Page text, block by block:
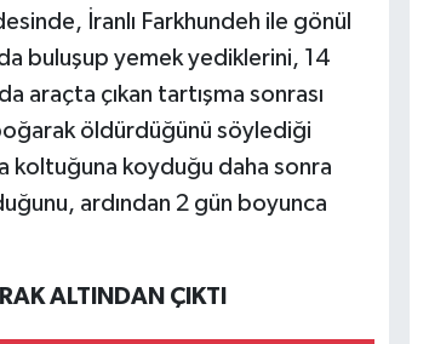
İranlı Farkhundeh ile gönül
buluşup yemek yediklerini, 14
araçta çıkan tartışma sonrası
öldürdüğünü söylediği
koltuğuna koyduğu daha sonra
ardından 2 gün boyunca
ALTINDAN ÇIKTI